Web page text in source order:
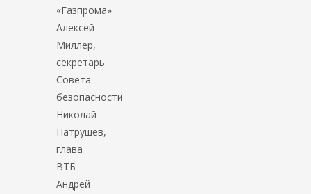
«Газпрома»
Алексей
Миллер,
секретарь
Совета
безопасности
Николай
Патрушев,
глава
ВТБ
Андрей